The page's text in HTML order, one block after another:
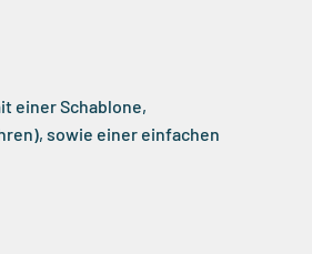
einer Schablone,
sowie einer einfachen